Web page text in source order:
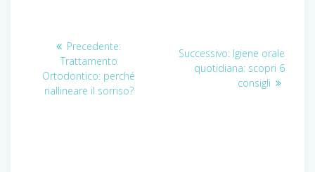
Navigazione
articoli
Precedente:
Trattamento
Ortodontico: perché
riallineare il sorriso?
Successivo: Articolo
successivo:
Igiene orale
quotidiana: scopri 6
consigli